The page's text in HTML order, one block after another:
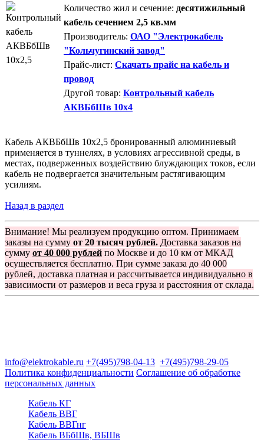
Количество жил и сечение: десятижильный
кабель сечением 2,5 кв.мм
Производитель: ОАО "Электрокабель
"Кольчугинский завод"
Прайс-лист: Скачать прайс на кабель и
провод
Другой товар: Контрольный кабель
АКВБбШв 10х4
Кабель АКВБбШв 10х2,5 бронированный алюминиевый
применяется в туннелях, в условиях агрессивной среды, в
местах, подверженных воздействию блуждающих токов, если
кабель не подвергается значительным растягивающим
усилиям.
Назад в раздел
Внимание! Мы реализуем продукцию оптом. Принимаем
заказы на сумму от 20 тысяч рублей. Доставка заказов на
сумму от 40 000 рублей по Москве и до 10 км от МКАД
осуществляется бесплатно. При сумме заказа до 40 000
рублей, доставка платная и рассчитывается индивидуально в
зависимости от размеров и веса груза и расстояния от склада.
info@elektrokable.ru +7(495)798-04-13 +7(495)798-29-05
Политика конфиденциальности Соглашение об обработке
персональных данных
Кабель КГ
Кабель ВВГ
Кабель ВВГнг
Кабель ВБбШв, ВБШв